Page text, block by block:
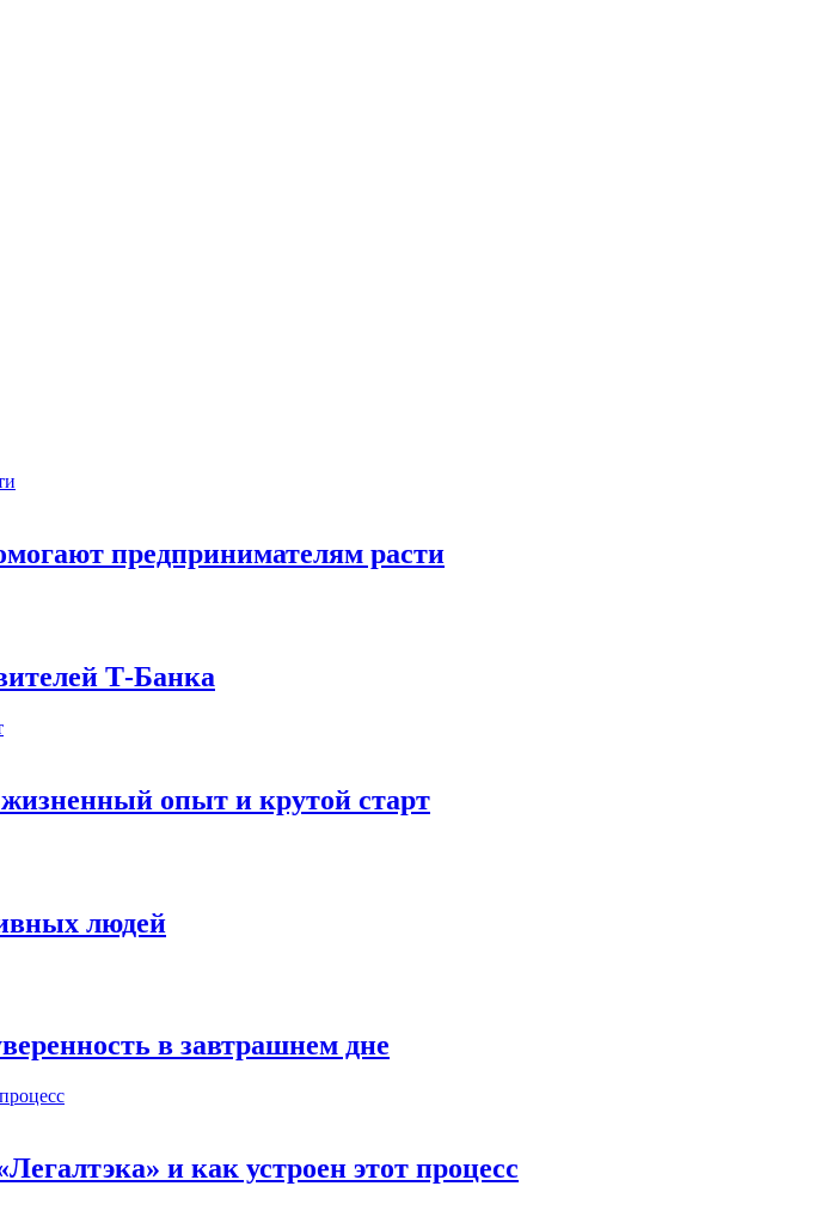
предпринимателям расти
Т-Банка
опыт и крутой старт
людей
в завтрашнем дне
и как устроен этот процесс